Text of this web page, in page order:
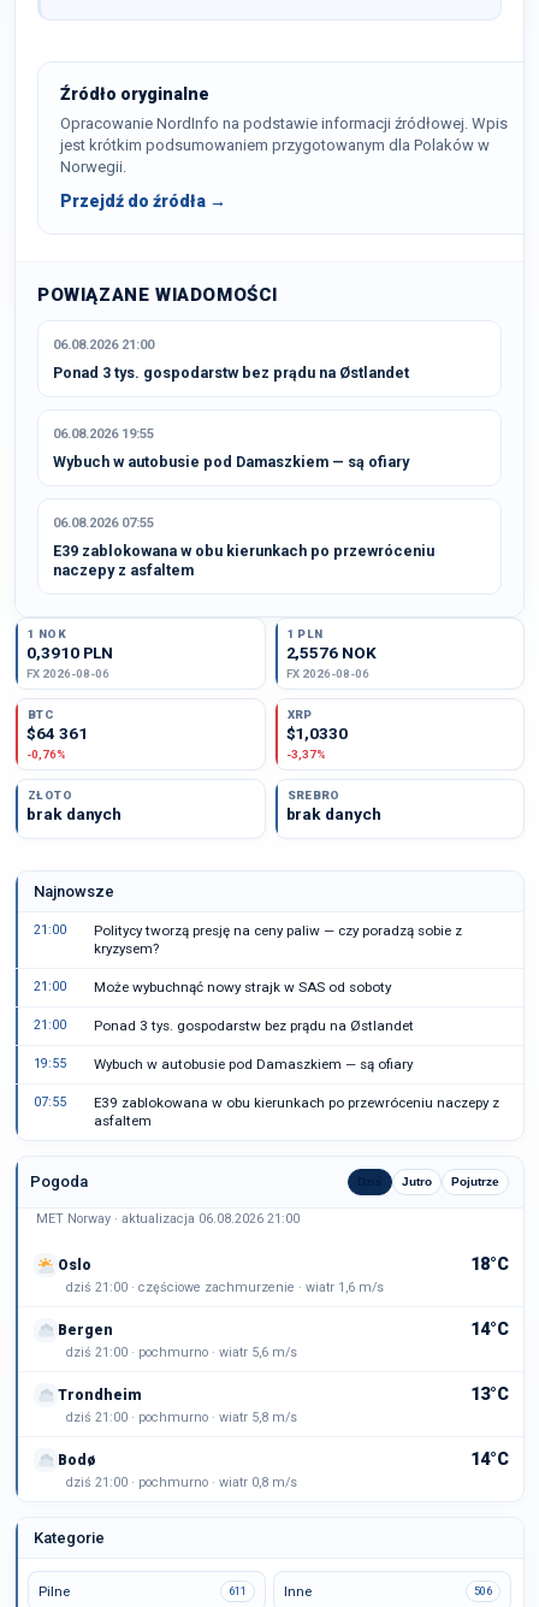
Źródło oryginalne
Opracowanie NordInfo na podstawie informacji źródłowej. Wpis
jest krótkim podsumowaniem przygotowanym dla Polaków w
Norwegii.
Przejdź do źródła →
POWIĄZANE WIADOMOŚCI
06.08.2026 21:00
Ponad 3 tys. gospodarstw bez prądu na Østlandet
06.08.2026 19:55
Wybuch w autobusie pod Damaszkiem — są ofiary
06.08.2026 07:55
E39 zablokowana w obu kierunkach po przewróceniu
naczepy z asfaltem
1 NOK
0,3910 PLN
FX 2026-08-06
1 PLN
2,5576 NOK
FX 2026-08-06
BTC
$64 361
-0,76%
XRP
$1,0330
-3,37%
ZŁOTO
brak danych
SREBRO
brak danych
Najnowsze
21:00
Politycy tworzą presję na ceny paliw — czy poradzą sobie z
kryzysem?
21:00 Może wybuchnąć nowy strajk w SAS od soboty
21:00 Ponad 3 tys. gospodarstw bez prądu na Østlandet
19:55 Wybuch w autobusie pod Damaszkiem — są ofiary
07:55
E39 zablokowana w obu kierunkach po przewróceniu naczepy z
asfaltem
Pogoda Dziś Jutro Pojutrze
MET Norway · aktualizacja 06.08.2026 21:00
Oslo 18°C
dziś 21:00 · częściowe zachmurzenie · wiatr 1,6 m/s
Bergen 14°C
dziś 21:00 · pochmurno · wiatr 5,6 m/s
Trondheim 13°C
dziś 21:00 · pochmurno · wiatr 5,8 m/s
Bodø 14°C
dziś 21:00 · pochmurno · wiatr 0,8 m/s
Kategorie
Pilne 611 Inne 506